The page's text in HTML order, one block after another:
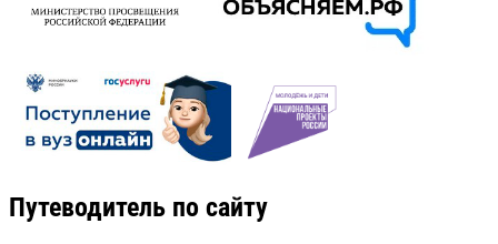
Путеводитель по сайту